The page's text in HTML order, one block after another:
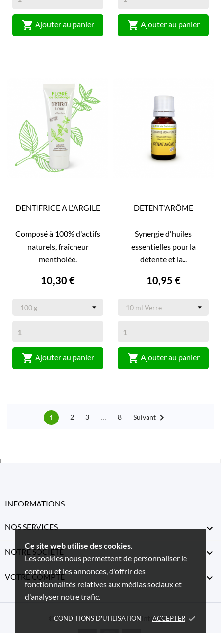
Ce site web utilise des cookies.
Les cookies nous permettent de personnaliser le
contenu et les annonces, d'offrir des
fonctionnalités relatives aux médias sociaux et
d'analyser notre trafic.
CONDITIONS D'UTILISATION ACCEPTER done
 Ajouter au panier  Ajouter au panier
DENTIFRICE A L'ARGILE
Composé à 100% d'actifs
naturels, fraîcheur
mentholée.
10,30 €
 Ajouter au panier
DETENT'ARÔME
Synergie d'huiles
essentielles pour la
détente et la...
10,95 €
 Ajouter au panier
1 2 3 … 8 Suivant
INFORMATIONS
NOS SERVICES 
NOTRE SOCIÉTÉ 
VOTRE COMPTE 
© 1982 - 2026 - Flore de Saintonge™